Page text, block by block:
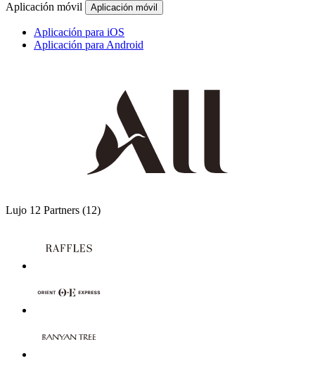
Aplicación móvil Aplicación móvil
Aplicación para iOS
Aplicación para Android
Lujo 12 Partners (12)